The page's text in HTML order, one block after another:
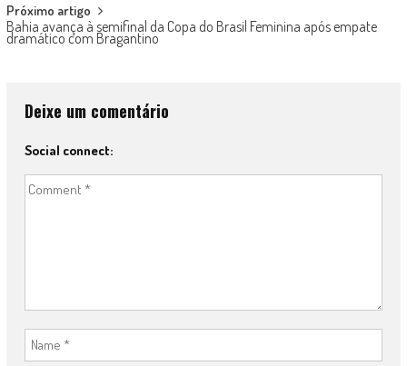
Próximo artigo
Bahia avança à semifinal da Copa do Brasil Feminina após empate
dramático com Bragantino
Deixe um comentário
Social connect: